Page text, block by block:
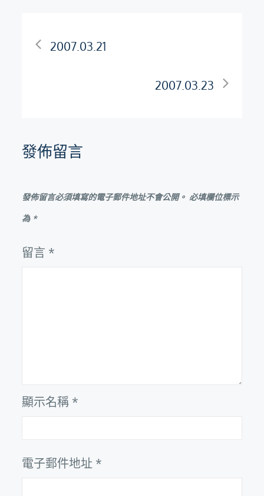
文
覽
2007.03.21
2007.03.23
發佈留言
發佈留言必須填寫的電子郵件地址不會公開。 必填欄位標示
為 *
留言 *
顯示名稱 *
電子郵件地址 *